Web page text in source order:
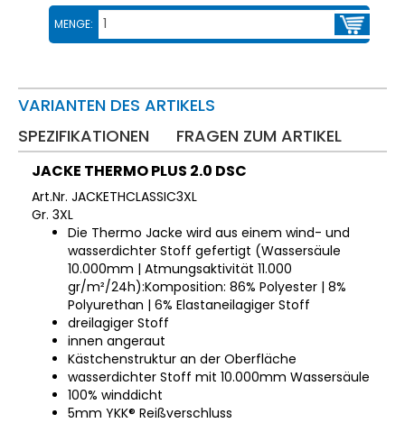
MENGE:
VARIANTEN DES ARTIKELS
SPEZIFIKATIONEN
FRAGEN ZUM ARTIKEL
JACKE THERMO PLUS 2.0 DSC
Art.Nr. JACKETHCLASSIC3XL
Gr. 3XL
Die Thermo Jacke wird aus einem wind- und
wasserdichter Stoff gefertigt (Wassersäule
10.000mm | Atmungsaktivität 11.000
gr/m²/24h):Komposition: 86% Polyester | 8%
Polyurethan | 6% Elastaneilagiger Stoff
dreilagiger Stoff
innen angeraut
Kästchenstruktur an der Oberfläche
wasserdichter Stoff mit 10.000mm Wassersäule
100% winddicht
5mm YKK® Reißverschluss